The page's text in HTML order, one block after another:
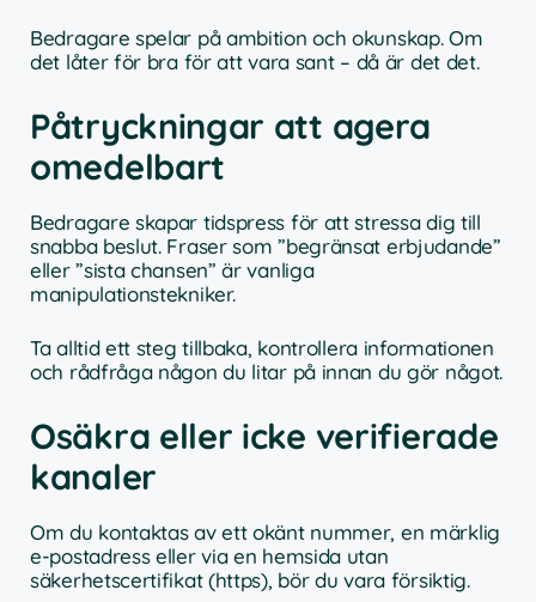
Bedragare spelar på ambition och okunskap. Om
det låter för bra för att vara sant – då är det det.
Påtryckningar att agera
omedelbart
Bedragare skapar tidspress för att stressa dig till
snabba beslut. Fraser som ”begränsat erbjudande”
eller ”sista chansen” är vanliga
manipulationstekniker.
Ta alltid ett steg tillbaka, kontrollera informationen
och rådfråga någon du litar på innan du gör något.
Osäkra eller icke verifierade
kanaler
Om du kontaktas av ett okänt nummer, en märklig
e-postadress eller via en hemsida utan
säkerhetscertifikat (https), bör du vara försiktig.